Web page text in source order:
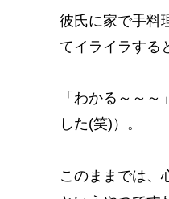
彼氏に家で手料
てイライラする
「わかる～～
した(笑)）。
このままでは、